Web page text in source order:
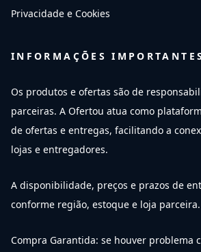
Privacidade e Cookies
INFORMAÇÕES IMPORTANTES
Os produtos e ofertas são de
parceiras. A Ofertou atua como
de ofertas e entregas, facilitando a
lojas e entregadores.
A disponibilidade, preços e prazos de
conforme região, estoque e loja parceira.
Compra Garantida: se houver problema